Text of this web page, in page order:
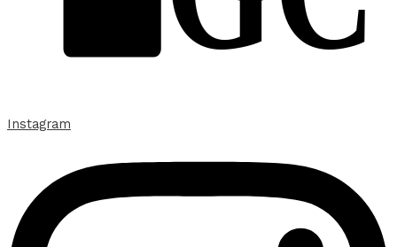
Instagram